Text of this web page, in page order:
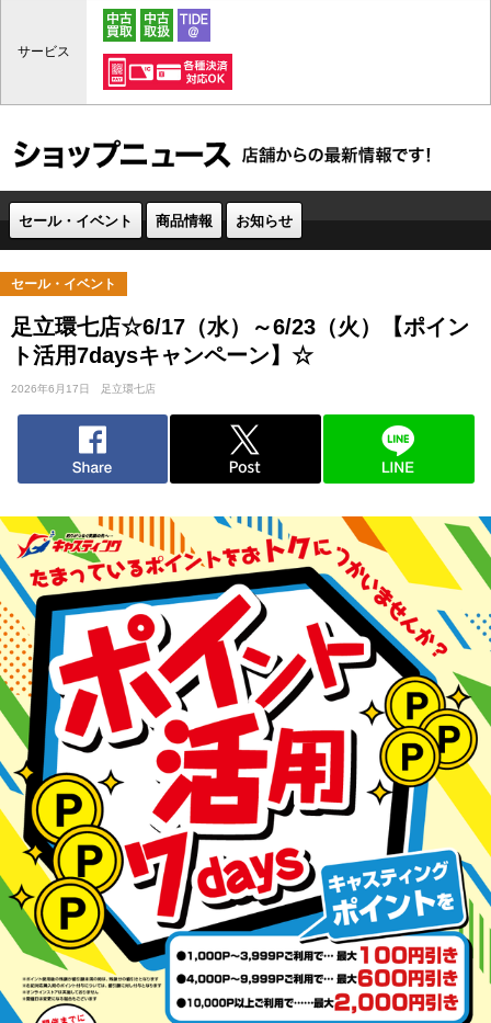
サービス
セール・イベント 商品情報 お知らせ
セール・イベント
足立環七店☆6/17（水）～6/23（火）【ポイン
ト活用7daysキャンペーン】☆
2026年6月17日 足立環七店